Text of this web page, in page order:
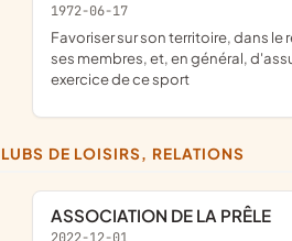
1972-06-17
favoriser sur son territoire, dans le respect des propriètés et des récoltes, la repression du broconnage, l'éducation cynégétique de
ses membres, et, en général,
exercice de ce sport
CLUBS DE LOISIRS, RELATIONS
ASSOCIATION DE LA PRÊLE
2022-12-01